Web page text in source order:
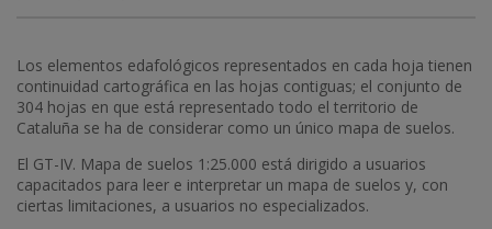
Los elementos edafológicos representados en cada hoja tienen
continuidad cartográfica en las hojas contiguas; el conjunto de
304 hojas en que está representado todo el territorio de
Cataluña se ha de considerar como un único mapa de suelos.
El GT-IV. Mapa de suelos 1:25.000 está dirigido a usuarios
capacitados para leer e interpretar un mapa de suelos y, con
ciertas limitaciones, a usuarios no especializados.